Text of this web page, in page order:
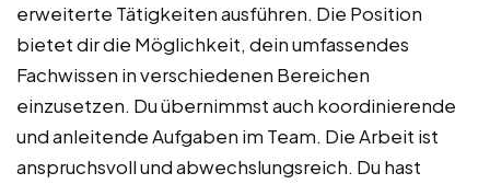
erweiterte Tätigkeiten ausführen. Die Position
bietet dir die Möglichkeit, dein umfassendes
Fachwissen in verschiedenen Bereichen
einzusetzen. Du übernimmst auch koordinierende
und anleitende Aufgaben im Team. Die Arbeit ist
anspruchsvoll und abwechslungsreich. Du hast